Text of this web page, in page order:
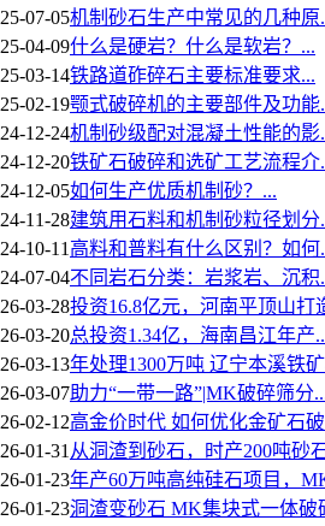
25-07-05机制砂石生产中常见的几种原
25-04-09什么是硬岩？什么是软岩？...
25-03-14铁路道砟碎石主要标准要求...
25-02-19颚式破碎机的主要部件及功能
24-12-24机制砂级配对混凝土性能的影
24-12-20铁矿石破碎和选矿工艺流程介
24-12-05如何生产优质机制砂？...
24-11-28建筑用石料和机制砂粒径划分
24-10-11 高料和普料有什么区别？如何
24-07-04不同岩石分类：岩浆岩、沉积
26-03-28投资16.8亿元，河南平顶山打
26-03-20总投资1.34亿，海南昌江年产
26-03-13年处理1300万吨 辽宁本溪铁
26-03-07助力“一带一路”|MK破碎筛分
26-02-12高金价时代 如何优化金矿石
26-01-31 从洞渣到砂石，时产200吨砂
26-01-23年产60万吨高纯硅石项目，
26-01-23洞渣变砂石 MK集块式一体破